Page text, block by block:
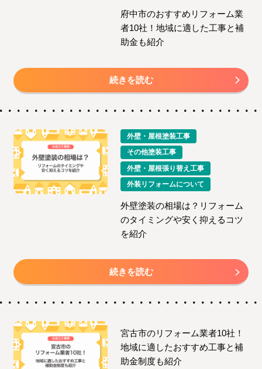
府中市のおすすめリフォーム業
者10社！地域に適した工事と補
助金も紹介
続きを読む
外壁・屋根塗装工事
その他塗装工事
外壁・屋根張り替え工事
外装リフォームについて
外壁塗装の相場は？リフォーム
のタイミングや安く抑えるコツ
を紹介
続きを読む
宮古市のリフォーム業者10社！
地域に適したおすすめ工事と補
助金制度も紹介